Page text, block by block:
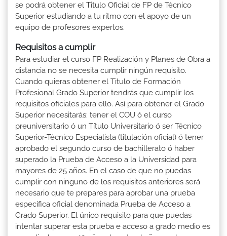
se podrá obtener el Titulo Oficial de FP de Técnico
Superior estudiando a tu ritmo con el apoyo de un
equipo de profesores expertos.
Requisitos a cumplir
Para estudiar el curso FP Realización y Planes de Obra a
distancia no se necesita cumplir ningún requisito.
Cuando quieras obtener el Titulo de Formación
Profesional Grado Superior tendrás que cumplir los
requisitos oficiales para ello. Así para obtener el Grado
Superior necesitarás: tener el COU ó el curso
preuniversitario ó un Título Universitario ó ser Técnico
Superior-Técnico Especialista (titulación oficial) ó tener
aprobado el segundo curso de bachillerato ó haber
superado la Prueba de Acceso a la Universidad para
mayores de 25 años. En el caso de que no puedas
cumplir con ninguno de los requisitos anteriores será
necesario que te prepares para aprobar una prueba
específica oficial denominada Prueba de Acceso a
Grado Superior. El único requisito para que puedas
intentar superar esta prueba e acceso a grado medio es